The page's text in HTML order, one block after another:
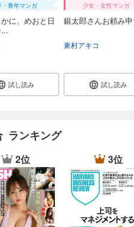
カート
試し読み
27・2026/1/3合併号
20号
カート
試し読み
・青年マンガ
に、めおと日
試し読み
少女・女性マンガ
銀太郎さんお頼み
東村アキコ
試し読み
ランキング
2位 3位